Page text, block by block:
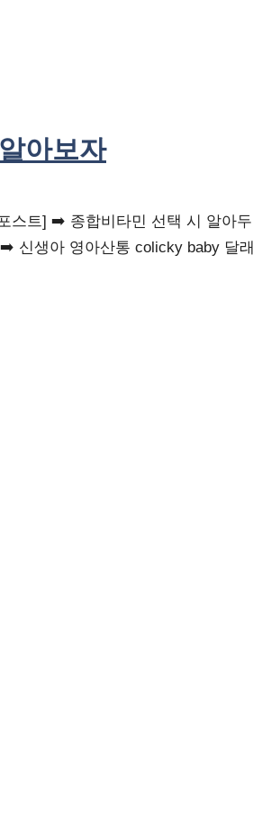
아보자
스트] ➡️ 종합비타민 선택 시 알아두
신생아 영아산통 colicky baby 달래